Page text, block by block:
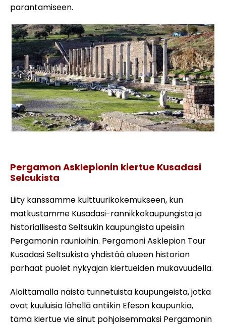
parantamiseen.
Pergamon Asklepionin kiertue Kusadasi
Selcukista
Liity kanssamme kulttuurikokemukseen, kun
matkustamme Kusadasi-rannikkokaupungista ja
historiallisesta Seltsukin kaupungista upeisiin
Pergamonin raunioihin. Pergamoni Asklepion Tour
Kusadasi Seltsukista yhdistää alueen historian
parhaat puolet nykyajan kiertueiden mukavuudella.
Aloittamalla näistä tunnetuista kaupungeista, jotka
ovat kuuluisia lähellä antiikin Efeson kaupunkia,
tämä kiertue vie sinut pohjoisemmaksi Pergamonin